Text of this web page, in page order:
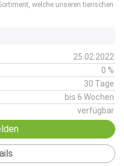
welche unseren tierischen
25.02.2022
0 %
30 Tage
bis 6 Wochen
verfügbar